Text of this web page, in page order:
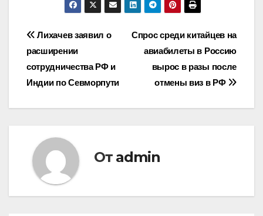
Навигация
по
записям
Спрос среди китайцев на
авиабилеты в Россию
вырос в разы после
отмены виз в РФ
Лихачев заявил о
расширении
сотрудничества РФ и
Индии по Севморпути
От admin